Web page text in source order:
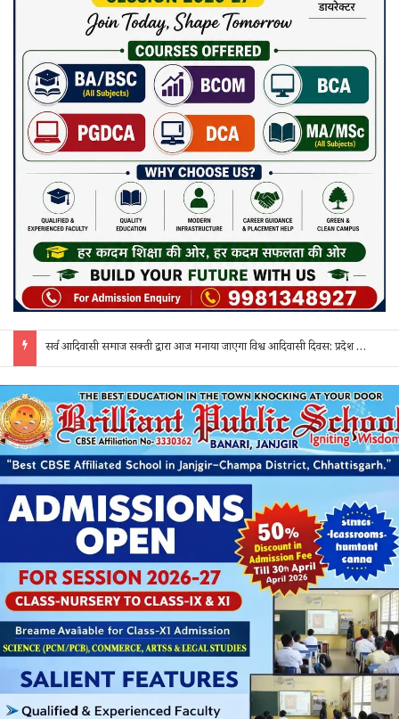
सरगुजा में शादी के नाम पर धोखाधड़ी का आरोप: 3 दिन बाद दुल्हन अचानक गायब, वापस बुलाने पर मांगे 50 हजार; पीड़िता ने एसपी से लगाई गुहार